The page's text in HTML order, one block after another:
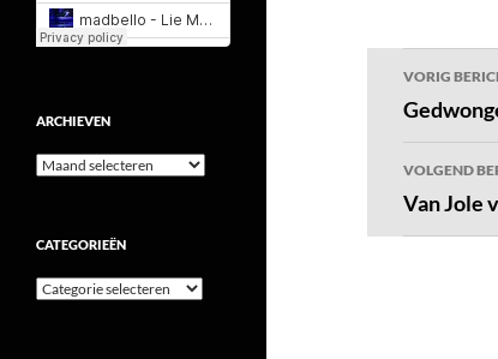
VORIG
VOLGEND
Van Jole
ARCHIEVEN
Archieven
CATEGORIEËN
Categorieën